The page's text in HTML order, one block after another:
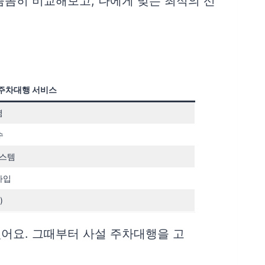
차대행 서비스
템
입
요. 그때부터 사설 주차대행을 고